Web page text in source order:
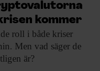
kommer
roll i både kriser
Men vad säger de
är?